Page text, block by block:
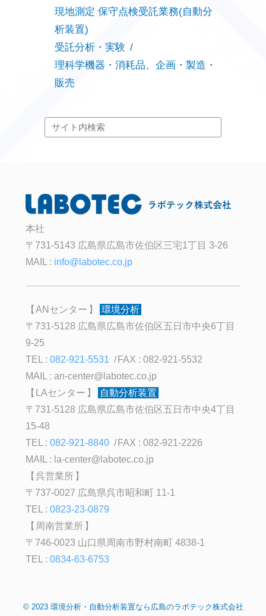
現地測定 保守点検受託業務(自動分
析装置)
受託分析・実験
理科学機器・消耗品、企画・製造・
販売
本社
〒731-5143 広島県広島市佐伯区三宅1丁目 3-26
MAIL : info@labotec.co.jp
ANセンター
環境分析
〒731-5128 広島県広島市佐伯区五日市中央6丁目
9-25
TEL :082-921-5531
FAX : 082-921-5532
MAIL :an-center@labotec.co.jp
LAセンター
自動分析装置
〒731-5128 広島県広島市佐伯区五日市中央4丁目
15-48
TEL :082-921-8840
FAX : 082-921-2226
MAIL : la-center@labotec.co.jp
呉営業所
〒737-0027 広島県呉市昭和町 11-1
TEL :0823-23-0879
周南営業所
〒746-0023 山口県周南市野村南町 4838-1
TEL :0834-63-6753
© 2023 環境分析・自動分析装置なら広島のラボテック株式会社